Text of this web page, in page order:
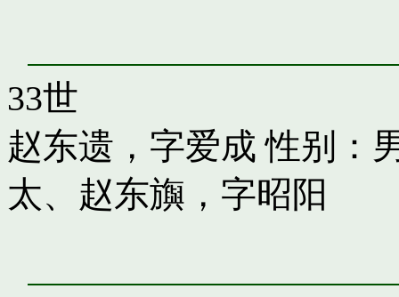
33世
赵东遗，字爱成 性别：
太、 赵东旟，字昭阳